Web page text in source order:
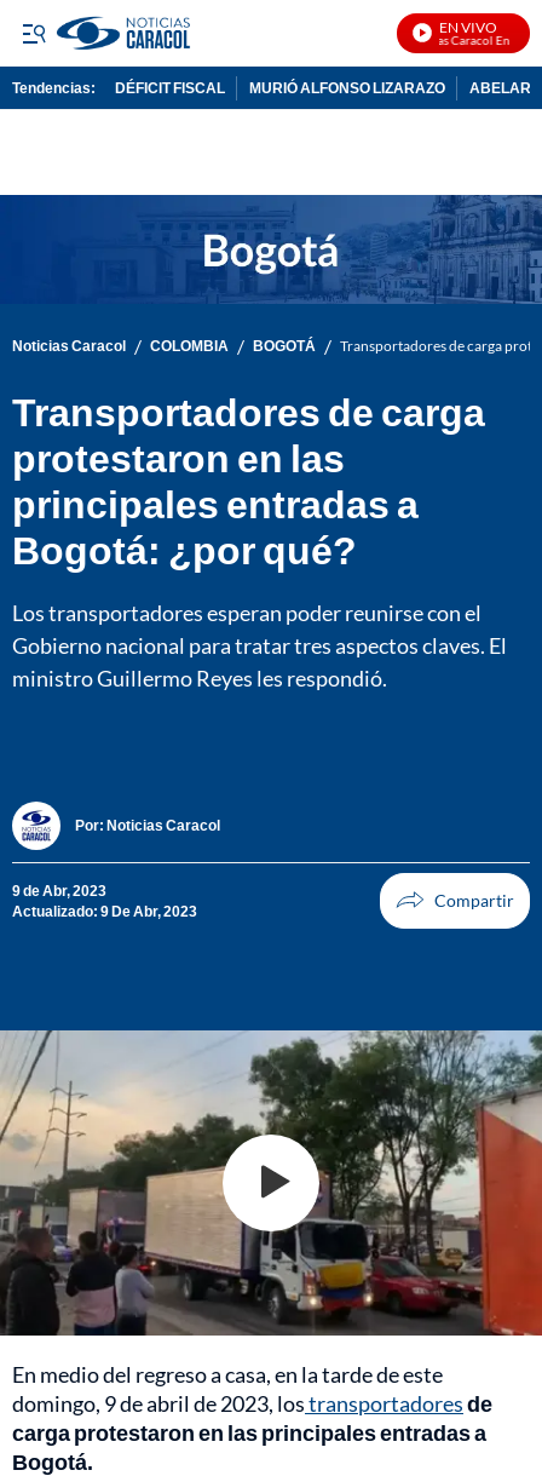
EN VIVO
Noticias Caracol En Vivo
Tendencias: DÉFICIT FISCAL MURIÓ ALFONSO LIZARAZO
Noticias Caracol / COLOMBIA / BOGOTÁ / Transportadores de carga
Transportadores de carga
protestaron en las
principales entradas a
Bogotá: ¿por qué?
Los transportadores esperan poder reunirse con el
Gobierno nacional para tratar tres aspectos claves. El
ministro Guillermo Reyes les respondió.
Por: Noticias Caracol
9 de Abr, 2023
Actualizado: 9 De Abr, 2023
En medio del regreso a casa, en la tarde de este
domingo, 9 de abril de 2023, lostransportadoresde
carga protestaron en las principales entradas a
Bogotá.